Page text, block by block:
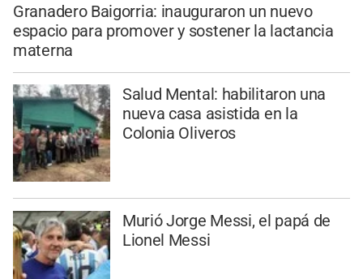
Granadero Baigorria: inauguraron un nuevo
espacio para promover y sostener la lactancia
materna
Salud Mental: habilitaron una
nueva casa asistida en la
Colonia Oliveros
Murió Jorge Messi, el papá de
Lionel Messi